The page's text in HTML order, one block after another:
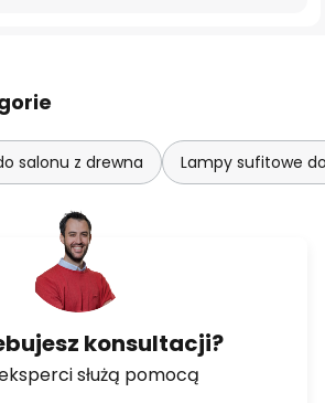
salonu z drewna Lampy sufitowe
konsultacji?
służą pomocą